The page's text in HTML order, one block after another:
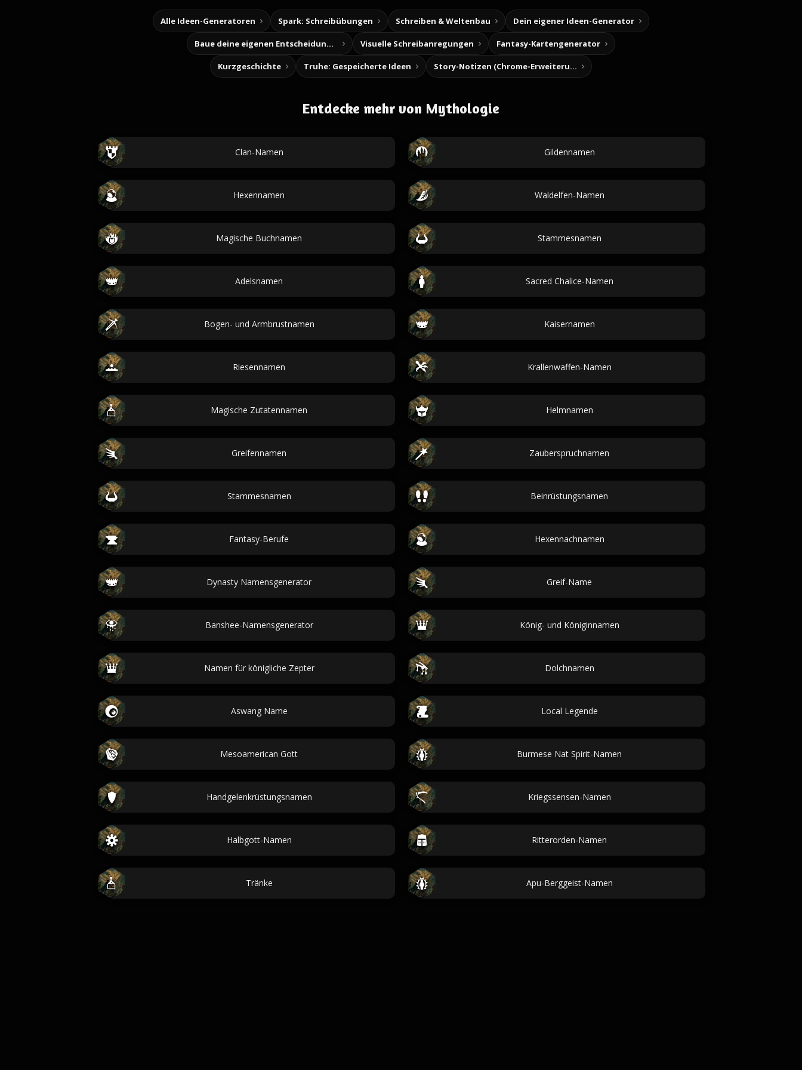
Alle Ideen-Generatoren Spark: Schreibübungen Schreiben & Weltenbau Dein eigener Ideen-Generator
Baue deine eigenen Entscheidungsabenteuer Visuelle Schreibanregungen Fantasy-Kartengenerator
Kurzgeschichte Truhe: Gespeicherte Ideen Story-Notizen (Chrome-Erweiterung)
Entdecke mehr von Mythologie
Clan-Namen Gildennamen
Hexennamen Waldelfen-Namen
Magische Buchnamen Stammesnamen
Adelsnamen Sacred Chalice-Namen
Bogen- und Armbrustnamen Kaisernamen
Riesennamen Krallenwaffen-Namen
Magische Zutatennamen Helmnamen
Greifennamen Zauberspruchnamen
Stammesnamen Beinrüstungsnamen
Fantasy-Berufe Hexennachnamen
Dynasty Namensgenerator Greif-Name
Banshee-Namensgenerator König- und Königinnamen
Namen für königliche Zepter Dolchnamen
Aswang Name Local Legende
Mesoamerican Gott Burmese Nat Spirit-Namen
Handgelenkrüstungsnamen Kriegssensen-Namen
Halbgott-Namen Ritterorden-Namen
Tränke Apu-Berggeist-Namen